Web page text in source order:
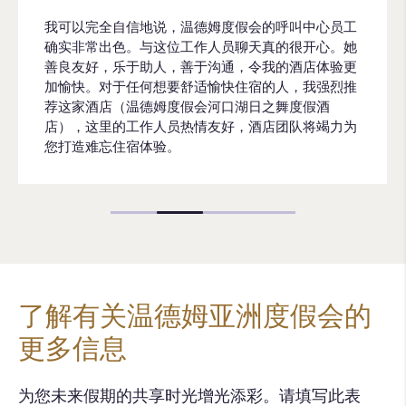
我可以完全自信地说，温德姆度假会的呼叫中心员工
确实非常出色。与这位工作人员聊天真的很开心。她
善良友好，乐于助人，善于沟通，令我的酒店体验更
加愉快。对于任何想要舒适愉快住宿的人，我强烈推
荐这家酒店（温德姆度假会河口湖日之舞度假酒
店），这里的工作人员热情友好，酒店团队将竭力为
您打造难忘住宿体验。
了解有关温德姆亚洲度假会的
更多信息
为您未来假期的共享时光增光添彩。请填写此表